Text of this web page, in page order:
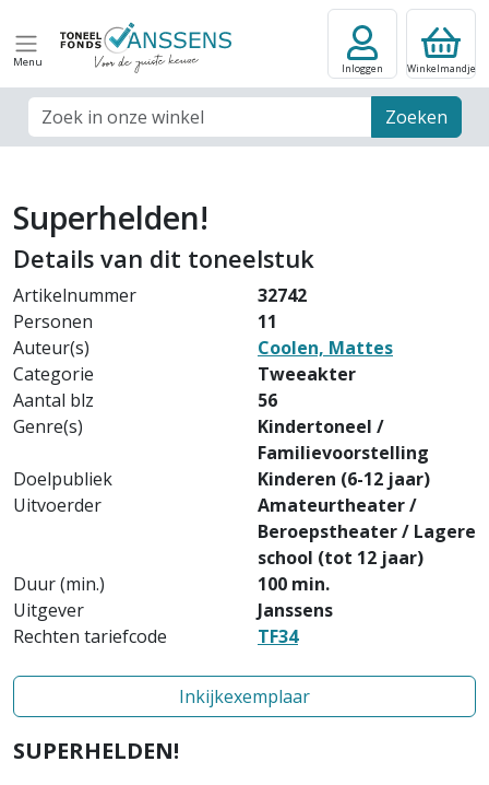
Menu
Zoek veld Zoeken
Inloggen Winkelmandje
Superhelden!
Details van dit toneelstuk
Artikelnummer
32742
Personen
11
Auteur(s)
Coolen, Mattes
Categorie
Tweeakter
Aantal blz
56
Genre(s)
Kindertoneel /
Familievoorstelling
Doelpubliek
Kinderen (6-12 jaar)
Uitvoerder
Amateurtheater /
Beroepstheater / Lagere
school (tot 12 jaar)
Duur (min.)
100 min.
Uitgever
Janssens
Rechten tariefcode
TF34
Inkijkexemplaar
SUPERHELDEN!